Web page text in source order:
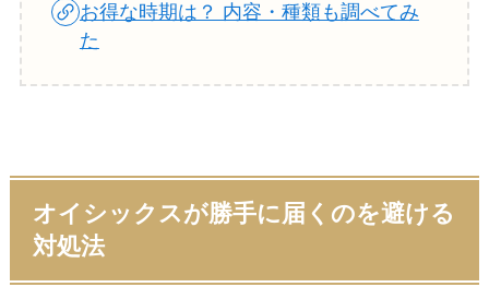
お得な時期は？ 内容・種類も調べてみ
た
オイシックスが勝手に届くのを避ける
対処法